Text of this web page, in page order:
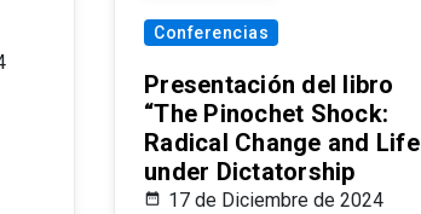
Conferencias
Presentación del libro
“The Pinochet Shock:
Radical Change and Life
under Dictatorship
17 de Diciembre de 2024